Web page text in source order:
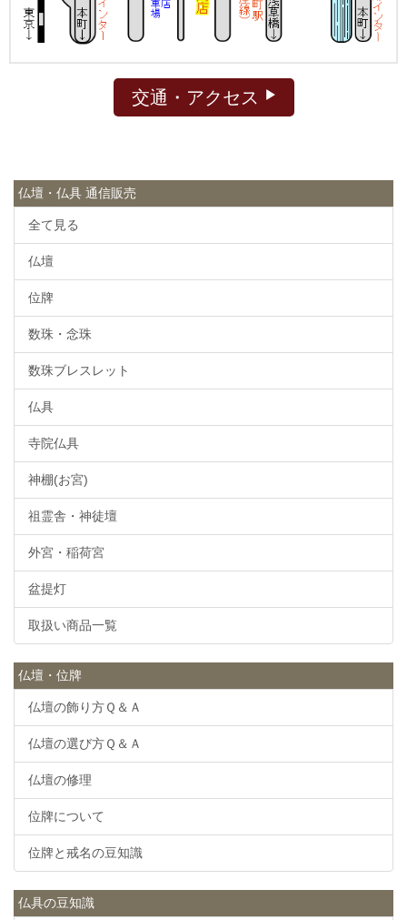
交通・アクセス
仏壇・仏具 通信販売
全て見る
仏壇
位牌
数珠・念珠
数珠ブレスレット
仏具
寺院仏具
神棚(お宮)
祖霊舎・神徒壇
外宮・稲荷宮
盆提灯
取扱い商品一覧
仏壇・位牌
仏壇の飾り方Ｑ＆Ａ
仏壇の選び方Ｑ＆Ａ
仏壇の修理
位牌について
位牌と戒名の豆知識
仏具の豆知識